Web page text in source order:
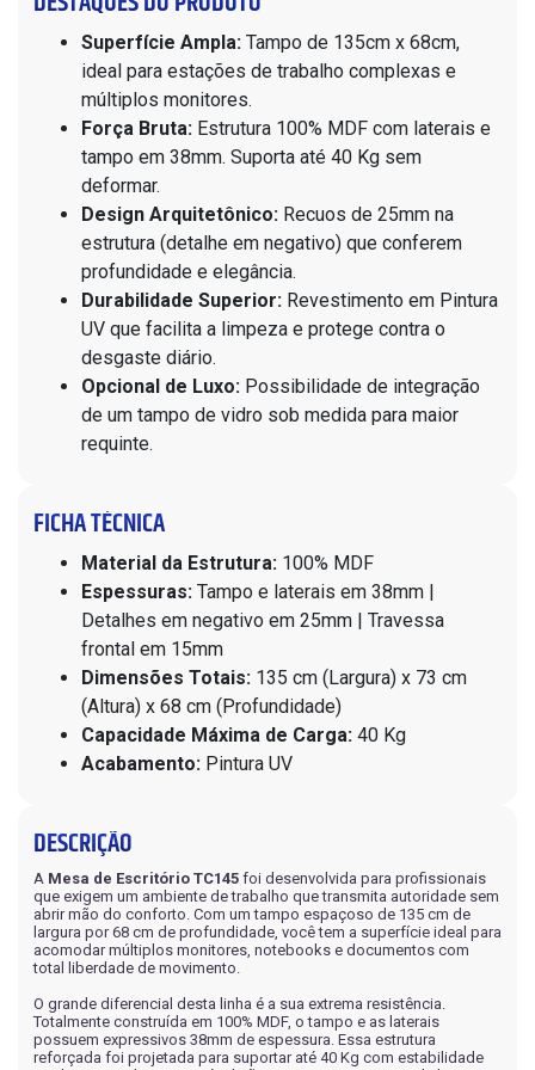
Superfície Ampla: Tampo de 135cm x 68cm,
ideal para estações de trabalho complexas e
múltiplos monitores.
Força Bruta: Estrutura 100% MDF com laterais e
tampo em 38mm. Suporta até 40 Kg sem
deformar.
Design Arquitetônico: Recuos de 25mm na
estrutura (detalhe em negativo) que conferem
profundidade e elegância.
Durabilidade Superior: Revestimento em Pintura
UV que facilita a limpeza e protege contra o
desgaste diário.
Opcional de Luxo: Possibilidade de integração
de um tampo de vidro sob medida para maior
requinte.
FICHA TÉCNICA
Material da Estrutura: 100% MDF
Espessuras: Tampo e laterais em 38mm |
Detalhes em negativo em 25mm | Travessa
frontal em 15mm
Dimensões Totais: 135 cm (Largura) x 73 cm
(Altura) x 68 cm (Profundidade)
Capacidade Máxima de Carga: 40 Kg
Acabamento: Pintura UV
DESCRIÇÃO
A Mesa de Escritório TC145 foi desenvolvida para profissionais
que exigem um ambiente de trabalho que transmita autoridade sem
abrir mão do conforto. Com um tampo espaçoso de 135 cm de
largura por 68 cm de profundidade, você tem a superfície ideal para
acomodar múltiplos monitores, notebooks e documentos com
total liberdade de movimento.
O grande diferencial desta linha é a sua extrema resistência.
Totalmente construída em 100% MDF, o tampo e as laterais
possuem expressivos 38mm de espessura. Essa estrutura
reforçada foi projetada para suportar até 40 Kg com estabilidade